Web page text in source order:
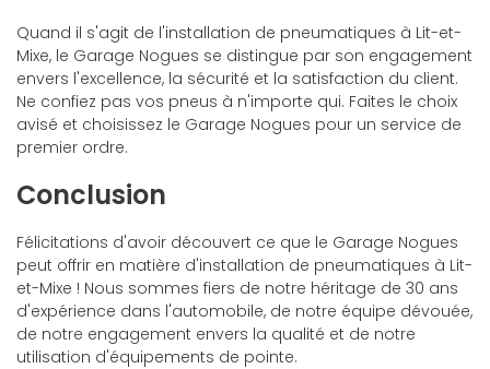
Quand il s'agit de l'installation de pneumatiques à Lit-et-
Mixe, le Garage Nogues se distingue par son engagement
envers l'excellence, la sécurité et la satisfaction du client.
Ne confiez pas vos pneus à n'importe qui. Faites le choix
avisé et choisissez le Garage Nogues pour un service de
premier ordre.
Conclusion
Félicitations d'avoir découvert ce que le Garage Nogues
peut offrir en matière d'installation de pneumatiques à Lit-
et-Mixe ! Nous sommes fiers de notre héritage de 30 ans
d'expérience dans l'automobile, de notre équipe dévouée,
de notre engagement envers la qualité et de notre
utilisation d'équipements de pointe.